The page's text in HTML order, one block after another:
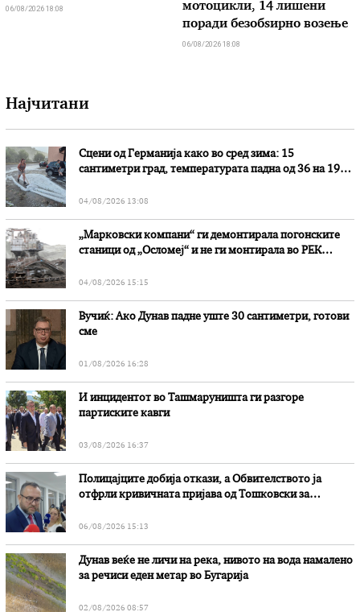
06/08/2026 18:08
мотоцикли, 14 лишени
поради безобѕирно возење
06/08/2026 18:08
Најчитани
Сцени од Германија како во сред зима: 15
сантиметри град, температурата падна од 36 на 19
04/08/2026 13:08
„Марковски компани“ ги демонтирала погонските
станици од „Осломеј“ и не ги монтирала во РЕК
04/08/2026 15:15
Вучиќ: Ако Дунав падне уште 30 сантиметри, готови
сме
01/08/2026 16:28
И инцидентот во Ташмаруништa ги разгоре
партиските кавги
03/08/2026 16:37
Полицајците добија откази, а Обвителството ја
отфрли кривичната пријава од Тошковски за
06/08/2026 15:13
Дунав веќе не личи на река, нивото на вода намалено
за речиси еден метар во Бугарија
02/08/2026 08:57